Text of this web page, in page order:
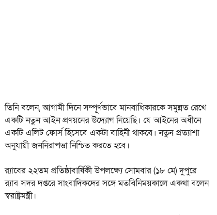
তিনি বলেন, আগামী দিনে সম্পূর্ণভাবে মানবাধিকারকে সমুন্নত রেখে
একটি নতুন আইন প্রণয়নের উদ্যোগ নিয়েছি। যে আইনের অধীনে
একটি এলিট ফোর্স হিসেবে একটা বাহিনী থাকবে। নতুন প্রত্যাশা
অনুযায়ী জননিরাপত্তা নিশ্চিত করতে হবে।
র‌্যাবের ২২তম প্রতিষ্ঠাবার্ষিকী উপলক্ষ্যে সোমবার (১৮ মে) দুপুরে
র‌্যাব সদর দপ্তরে সাংবাদিকদের সঙ্গে মতবিনিময়কালে একথা বলেন
স্বরাষ্ট্রমন্ত্রী।